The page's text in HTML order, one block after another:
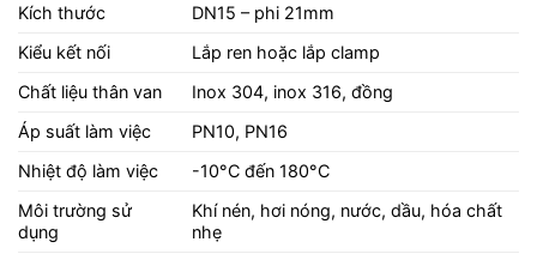
Kích thước
DN15 – phi 21mm
Kiểu kết nối
Lắp ren hoặc lắp clamp
Chất liệu thân van
Inox 304, inox 316, đồng
Áp suất làm việc
PN10, PN16
Nhiệt độ làm việc
-10°C đến 180°C
Môi trường sử
dụng
Khí nén, hơi nóng, nước, dầu, hóa chất
nhẹ